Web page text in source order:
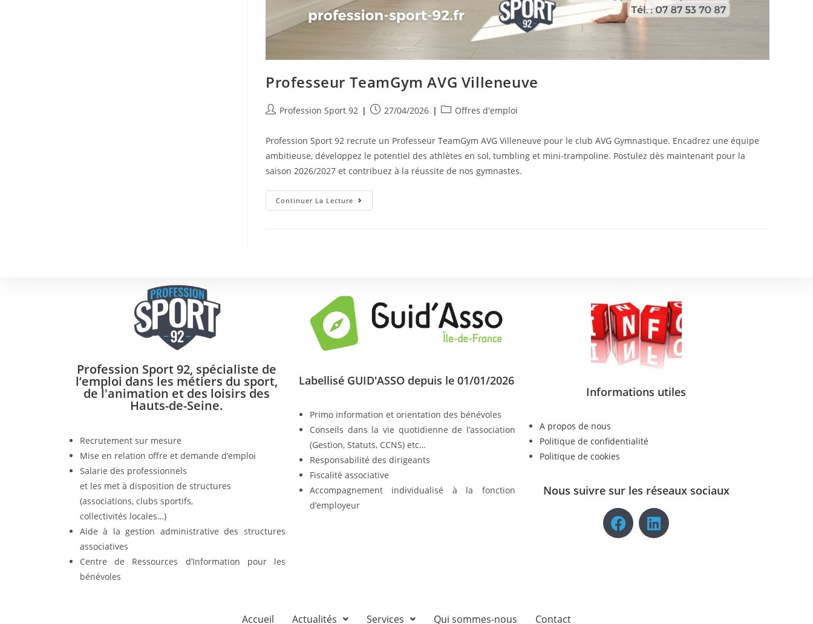
Professeur TeamGym AVG Villeneuve
Profession Sport 92 27/04/2026 Offres d'emploi
Profession Sport 92 recrute un Professeur TeamGym AVG Villeneuve pour le club AVG Gymnastique. Encadrez une équipe
ambitieuse, développez le potentiel des athlètes en sol, tumbling et mini-trampoline. Postulez dès maintenant pour la
saison 2026/2027 et contribuez à la réussite de nos gymnastes.
Continuer La Lecture
Profession Sport 92, spécialiste de
l’emploi dans les métiers du sport,
de l'animation et des loisirs des
Hauts-de-Seine.
Recrutement sur mesure
Mise en relation offre et demande d’emploi
Salarie des professionnels
et les met à disposition de structures
(associations, clubs sportifs,
collectivités locales…)
Aide à la gestion administrative des structures
associatives
Centre de Ressources d’Information pour les
bénévoles
Labellisé GUID'ASSO depuis le 01/01/2026
Primo information et orientation des bénévoles
Conseils dans la vie quotidienne de l’association
(Gestion, Statuts, CCNS) etc…
Responsabilité des dirigeants
Fiscalité associative
Accompagnement individualisé à la fonction
d’employeur
Informations utiles
A propos de nous
Politique de confidentialité
Politique de cookies
Nous suivre sur les réseaux sociaux
Accueil Actualités Services Qui sommes-nous Contact